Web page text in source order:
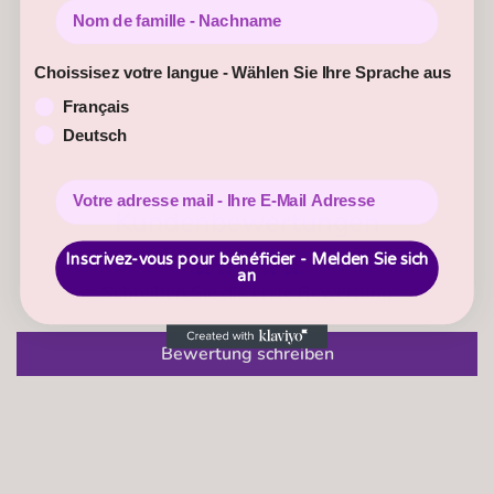
Kundenbewertungen
Schreiben Sie die erste Bewertung
Bewertung schreiben
Nom de famille - Nachname
Choissisez votre langue - Wählen Sie Ihre Sprache aus
Français
Deutsch
Inscrivez-vous pour bénéficier - Melden Sie sich
an